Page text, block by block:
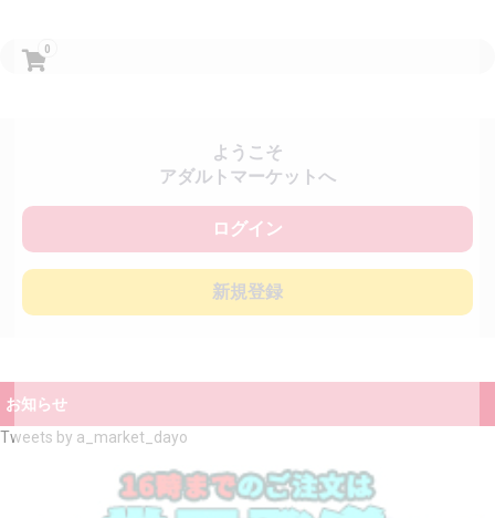
0
ようこそ
アダルトマーケットへ
ログイン
新規登録
お知らせ
Tweets by a_market_dayo